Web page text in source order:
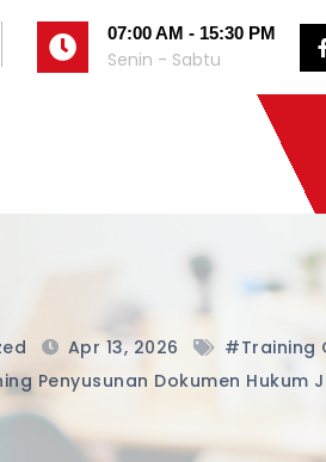
07:00 AM - 15:30 PM
Senin - Sabtu
Apr 13, 2026
#training
Penyusunan Dokumen Hukum